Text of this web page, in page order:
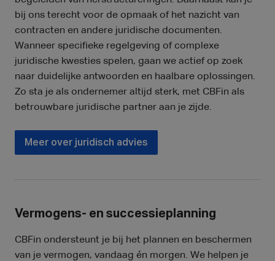
bij ons terecht voor de opmaak of het nazicht van
contracten en andere juridische documenten.
Wanneer specifieke regelgeving of complexe
juridische kwesties spelen, gaan we actief op zoek
naar duidelijke antwoorden en haalbare oplossingen.
Zo sta je als ondernemer altijd sterk, met CBFin als
betrouwbare juridische partner aan je zijde.
Meer over juridisch advies
Vermogens- en successieplanning
CBFin ondersteunt je bij het plannen en beschermen
van je vermogen, vandaag én morgen. We helpen je